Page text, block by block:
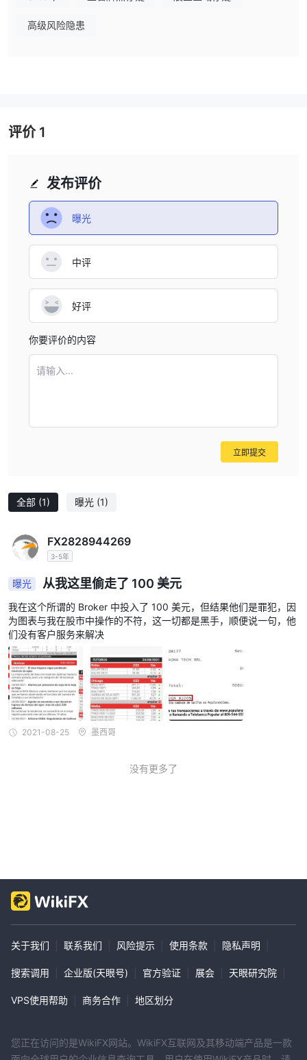
高级风险隐患
全部 (1) 曝光 (1)
FX2828944269
3-5年
曝光 从我这里偷走了 100 美元
我在这个所谓的 Broker 中投入了 100 美元，但结果他们是罪犯，因
为图表与我在股市中操作的不符，这一切都是黑手，顺便说一句，他
们没有客户服务来解决
2021-08-25 墨西哥
没有更多了
发布评价
曝光
中评
好评
你要评价的内容
请输入...
立即提交
评价1
关于我们 联系我们 风险提示 使用条款 隐私声明
搜索调用 企业版(天眼号) 官方验证 展会 天眼研究院
VPS使用帮助 商务合作 地区划分
您正在访问的是WikiFX网站。WikiFX互联网及其移动端产品是一款